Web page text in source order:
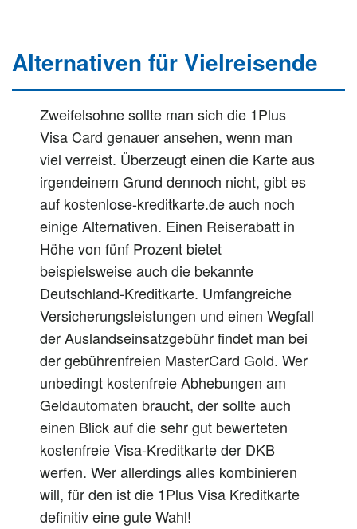
Alternativen für Vielreisende
Zweifelsohne sollte man sich die 1Plus
Visa Card genauer ansehen, wenn man
viel verreist. Überzeugt einen die Karte aus
irgendeinem Grund dennoch nicht, gibt es
auf kostenlose-kreditkarte.de auch noch
einige Alternativen. Einen Reiserabatt in
Höhe von fünf Prozent bietet
beispielsweise auch die bekannte
Deutschland-Kreditkarte. Umfangreiche
Versicherungsleistungen und einen Wegfall
der Auslandseinsatzgebühr findet man bei
der gebührenfreien MasterCard Gold. Wer
unbedingt kostenfreie Abhebungen am
Geldautomaten braucht, der sollte auch
einen Blick auf die sehr gut bewerteten
kostenfreie Visa-Kreditkarte der DKB
werfen. Wer allerdings alles kombinieren
will, für den ist die 1Plus Visa Kreditkarte
definitiv eine gute Wahl!